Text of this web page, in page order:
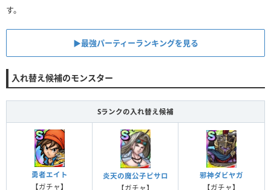
す。
▶︎最強パーティーランキングを見る
入れ替え候補のモンスター
Sランクの入れ替え候補
勇者エイト
【ガチャ】
炎天の魔公子ピサロ
【ガチャ】
邪神ダビヤガ
【ガチャ】